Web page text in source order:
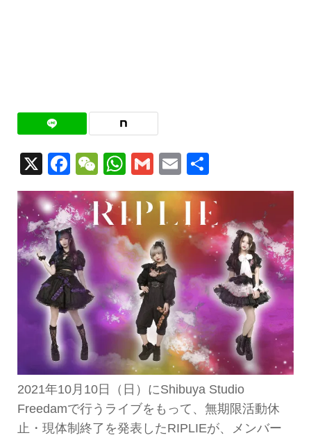
X Facebook
WeChat
WhatsApp
GmailEmail
有
2021年10月10日（日）にShibuya Studio
Freedamで行うライブをもって、無期限活動休
止・現体制終了を発表したRIPLIEが、メンバー